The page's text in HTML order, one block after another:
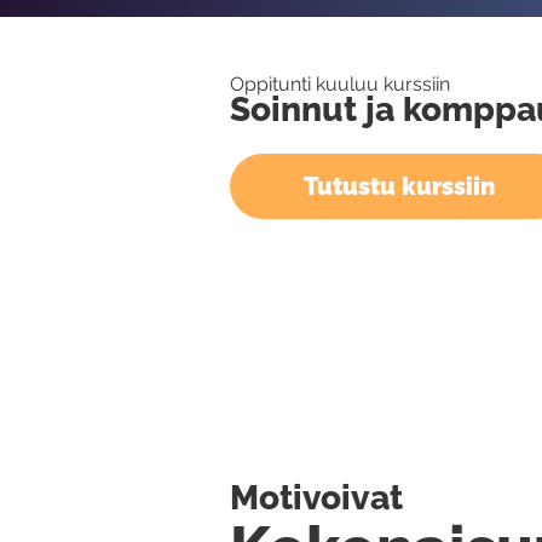
Oppitunti kuuluu kurssiin
Soinnut ja
Tutustu kurssiin
Motivoivat